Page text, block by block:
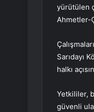
yürütülen
Ahmetler-
Sarıdayı
halkı
Yetkililer,
güvenli